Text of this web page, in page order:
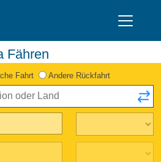
Fähren
Fahrt Andere Rückfahrt